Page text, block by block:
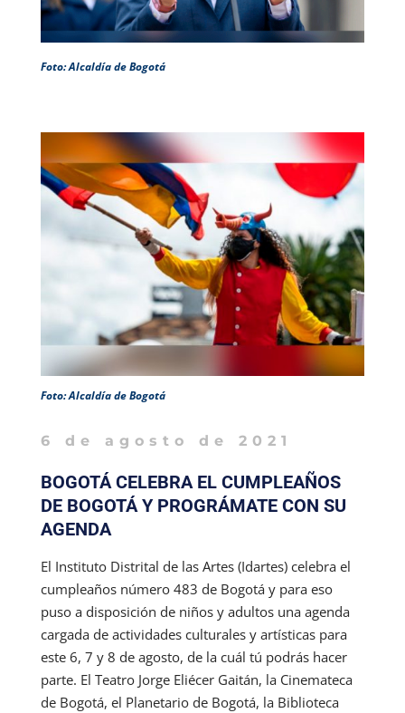
Foto: Alcaldía de Bogotá
Foto: Alcaldía de Bogotá
6 de agosto de 2021
BOGOTÁ CELEBRA EL CUMPLEAÑOS
DE BOGOTÁ Y PROGRÁMATE CON SU
AGENDA
El Instituto Distrital de las Artes (Idartes) celebra el
cumpleaños número 483 de Bogotá y para eso
puso a disposición de niños y adultos una agenda
cargada de actividades culturales y artísticas para
este 6, 7 y 8 de agosto, de la cuál tú podrás hacer
parte. El Teatro Jorge Eliécer Gaitán, la Cinemateca
de Bogotá, el Planetario de Bogotá, la Biblioteca